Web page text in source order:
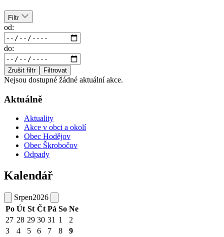
Filtr
od:
do:
Zrušit filtr Filtrovat
Nejsou dostupné žádné aktuální akce.
Aktuálně
Aktuality
Akce v obci a okolí
Obec Hodějov
Obec Škrobočov
Odpady
Kalendář
Srpen2026
Po Út St Čt Pá So Ne
27 28 29 30 31 1
2
3
4 5 6 7 8
9